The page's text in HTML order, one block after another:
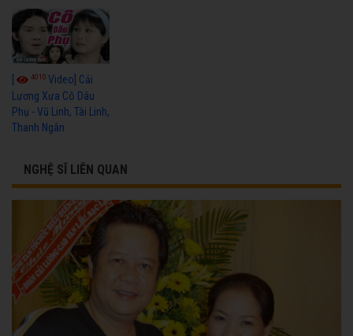
[ 4010 Video] Cải
Lương Xưa Cô Dâu
Phụ - Vũ Linh, Tài Linh,
Thanh Ngân
NGHỆ SĨ LIÊN QUAN